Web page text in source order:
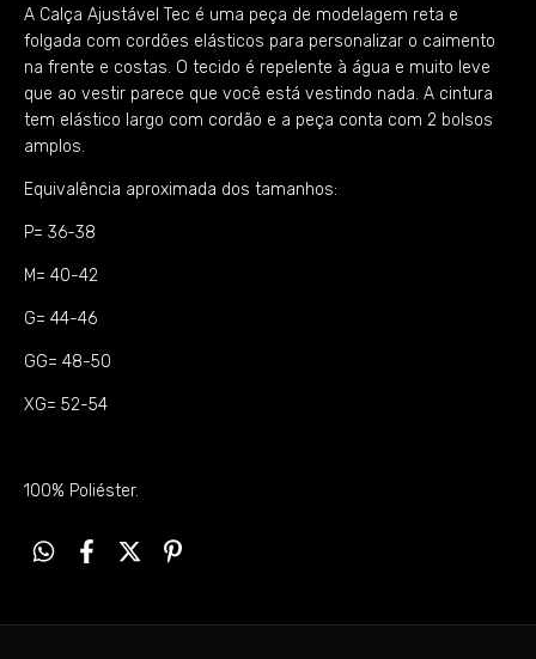
A Calça Ajustável Tec é uma peça de modelagem reta e
folgada com cordões elásticos para personalizar o caimento
na frente e costas. O tecido é repelente à água e muito leve
que ao vestir parece que você está vestindo nada. A cintura
tem elástico largo com cordão e a peça conta com 2 bolsos
amplos.
Equivalência aproximada dos tamanhos:
P= 36-38
M= 40-42
G= 44-46
GG= 48-50
XG= 52-54
100% Poliéster.